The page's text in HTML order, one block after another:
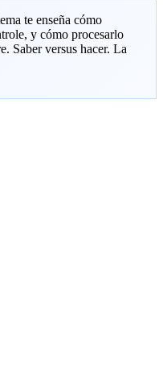
te enseña cómo
y cómo procesarlo
Saber versus hacer. La